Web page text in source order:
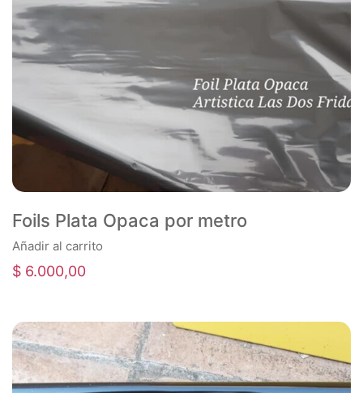
Foils Plata Opaca por metro
Añadir al carrito
$ 6.000,00